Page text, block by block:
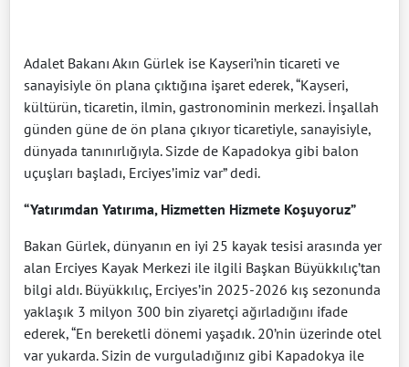
Adalet Bakanı Akın Gürlek ise Kayseri’nin ticareti ve
sanayisiyle ön plana çıktığına işaret ederek, “Kayseri,
kültürün, ticaretin, ilmin, gastronominin merkezi. İnşallah
günden güne de ön plana çıkıyor ticaretiyle, sanayisiyle,
dünyada tanınırlığıyla. Sizde de Kapadokya gibi balon
uçuşları başladı, Erciyes’imiz var” dedi.
“Yatırımdan Yatırıma, Hizmetten Hizmete Koşuyoruz”
Bakan Gürlek, dünyanın en iyi 25 kayak tesisi arasında yer
alan Erciyes Kayak Merkezi ile ilgili Başkan Büyükkılıç’tan
bilgi aldı. Büyükkılıç, Erciyes’in 2025-2026 kış sezonunda
yaklaşık 3 milyon 300 bin ziyaretçi ağırladığını ifade
ederek, “En bereketli dönemi yaşadık. 20’nin üzerinde otel
var yukarda. Sizin de vurguladığınız gibi Kapadokya ile